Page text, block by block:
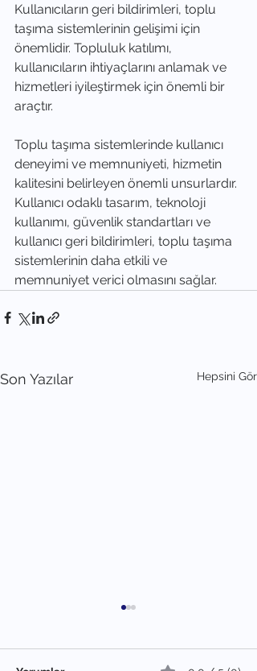
Kullanıcıların geri bildirimleri, toplu
taşıma sistemlerinin gelişimi için
önemlidir. Topluluk katılımı,
kullanıcıların ihtiyaçlarını anlamak ve
hizmetleri iyileştirmek için önemli bir
araçtır.
Toplu taşıma sistemlerinde kullanıcı
deneyimi ve memnuniyeti, hizmetin
kalitesini belirleyen önemli unsurlardır.
Kullanıcı odaklı tasarım, teknoloji
kullanımı, güvenlik standartları ve
kullanıcı geri bildirimleri, toplu taşıma
sistemlerinin daha etkili ve
memnuniyet verici olmasını sağlar.
Son Yazılar Hepsini Gör